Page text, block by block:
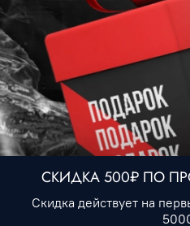
Сумка Adidas • Бежевый
990 ₽
Нет в
В избранное
Описание
СКИДКА 500₽ ПО
Скидка действует на